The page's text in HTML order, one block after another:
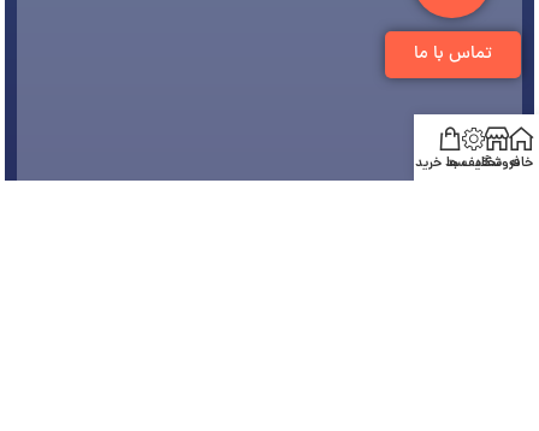
تماس با ما
خانهفروشگاه
تخفیف هاسبد خرید